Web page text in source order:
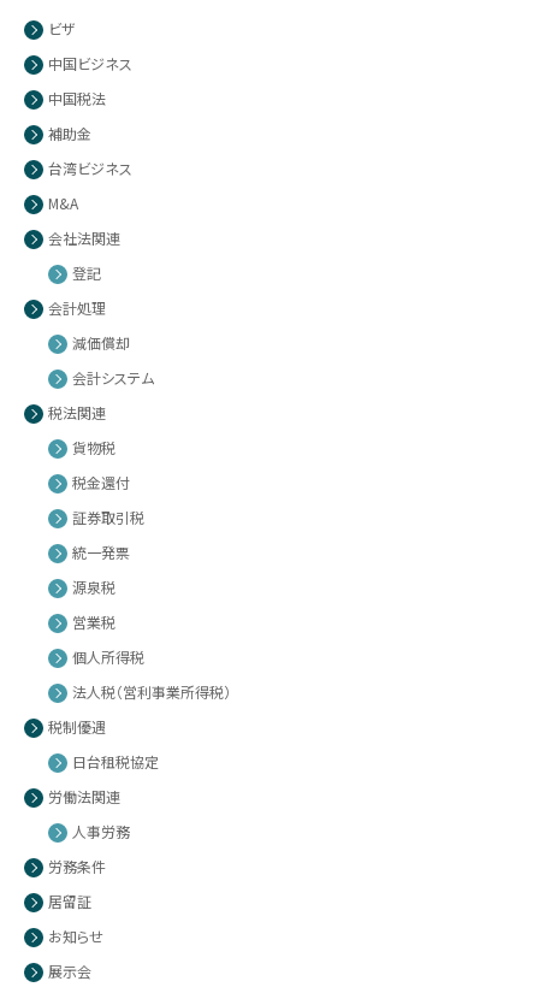
ビザ
中国ビジネス
中国税法
補助金
台湾ビジネス
M&A
会社法関連
登記
会計処理
減価償却
会計システム
税法関連
貨物税
税金還付
証券取引税
統一発票
源泉税
営業税
個人所得税
法人税（営利事業所得税）
税制優遇
日台租税協定
労働法関連
人事労務
労務条件
居留証
お知らせ
展示会